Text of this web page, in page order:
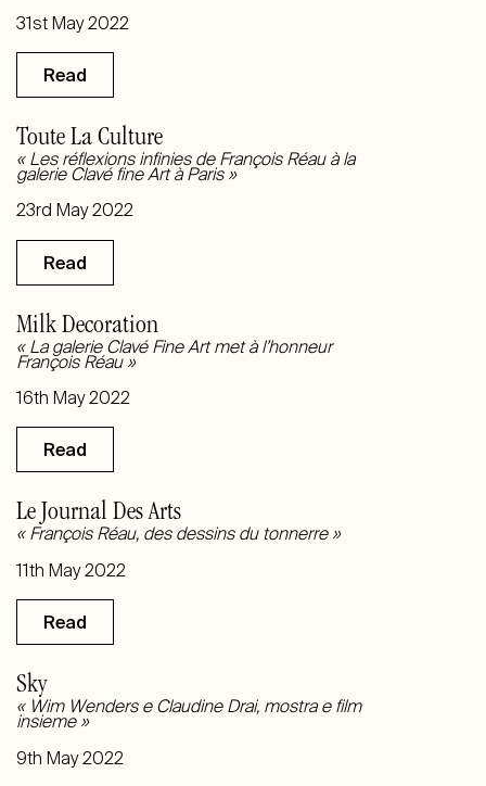
31st May 2022
Read
Toute La Culture
« Les réflexions infinies de François Réau à la
galerie Clavé fine Art à Paris »
23rd May 2022
Read
Milk Decoration
« La galerie Clavé Fine Art met à l’honneur
François Réau »
16th May 2022
Read
Le Journal Des Arts
« François Réau, des dessins du tonnerre »
11th May 2022
Read
Sky
« Wim Wenders e Claudine Drai, mostra e film
insieme »
9th May 2022